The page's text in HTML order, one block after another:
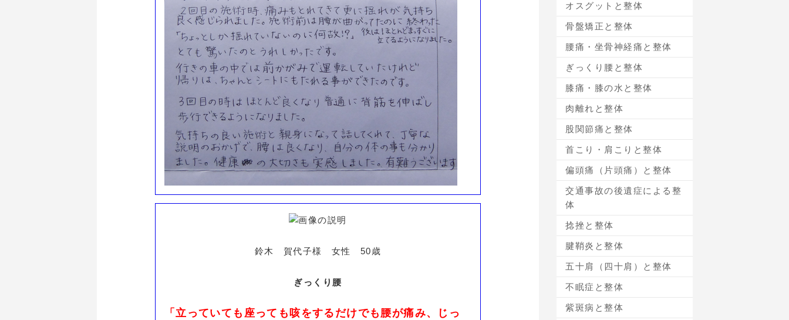
鈴木 賀代子様 女性 50歳
ぎっくり腰
「立っていても座っても咳をするだけでも腰が痛み、じっ
オスグットと整体
骨盤矯正と整体
腰痛・坐骨神経痛と整体
ぎっくり腰と整体
膝痛・膝の水と整体
肉離れと整体
股関節痛と整体
首こり・肩こりと整体
偏頭痛（片頭痛）と整体
交通事故の後遺症による整
体
捻挫と整体
腱鞘炎と整体
五十肩（四十肩）と整体
不眠症と整体
紫斑病と整体